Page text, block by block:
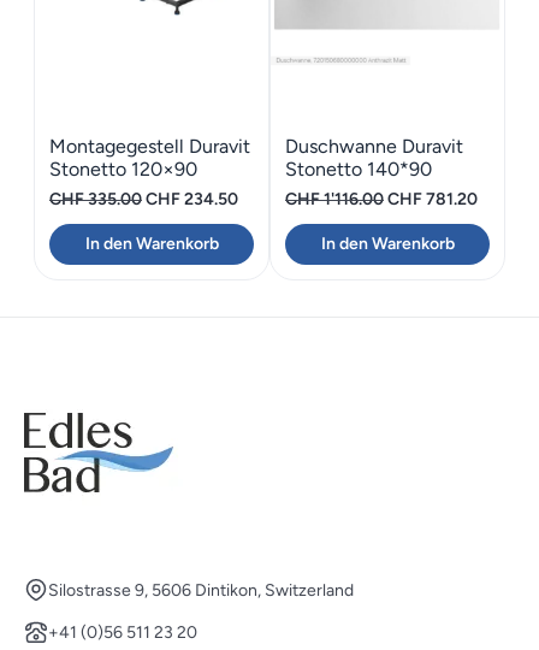
Montagegestell Duravit
Stonetto 120×90
CHF335.00Ursprünglicher
Preis
war:
CHF234.50Aktueller
Preis
ist:
In den Warenkorb
Duschwanne Duravit
Stonetto 140*90
CHF1'116.00Ursprünglicher
Preis
war:
CHF781.20
Preis
ist:
In den Warenkorb
Silostrasse 9, 5606 Dintikon, Switzerland
+41 (0)56 511 23 20